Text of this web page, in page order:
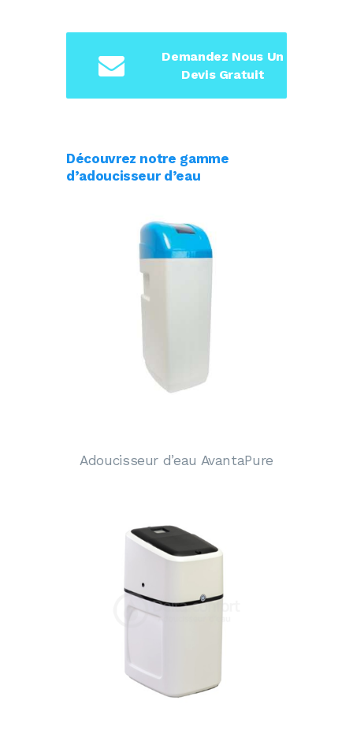
Demandez Nous Un
Devis Gratuit
Découvrez notre gamme
d’adoucisseur d’eau
Adoucisseur d’eau AvantaPure